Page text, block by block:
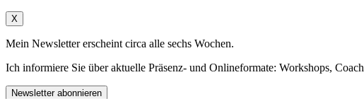
X
Mein Newsletter erscheint circa alle sechs Wochen.
Ich informiere Sie über aktuelle Präsenz- und Onlineformate: Workshops,
Newsletter abonnieren